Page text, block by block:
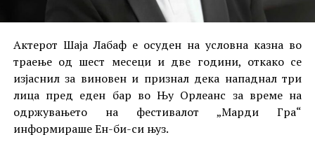
Актерот Шаја Лабаф е осуден на условна казна во
траење од шест месеци и две години, откако се
изјаснил за виновен и признал дека нападнал три
лица пред еден бар во Њу Орлеанс за време на
одржувањето на фестивалот „Марди Гра“
информираше Ен-би-си њуз.